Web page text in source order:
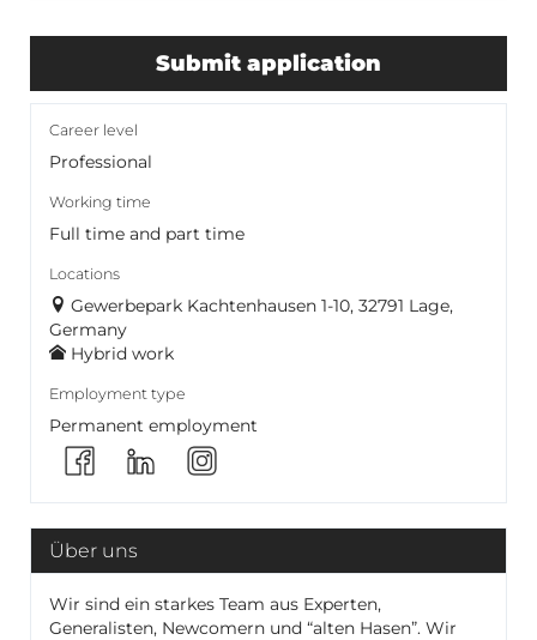
Submit application
Career level
Professional
Working time
Full time and part time
Locations
Gewerbepark Kachtenhausen 1-10, 32791 Lage,
Germany
Hybrid work
Employment type
Permanent employment
Über uns
Wir sind ein starkes Team aus Experten,
Generalisten, Newcomern und “alten Hasen”. Wir